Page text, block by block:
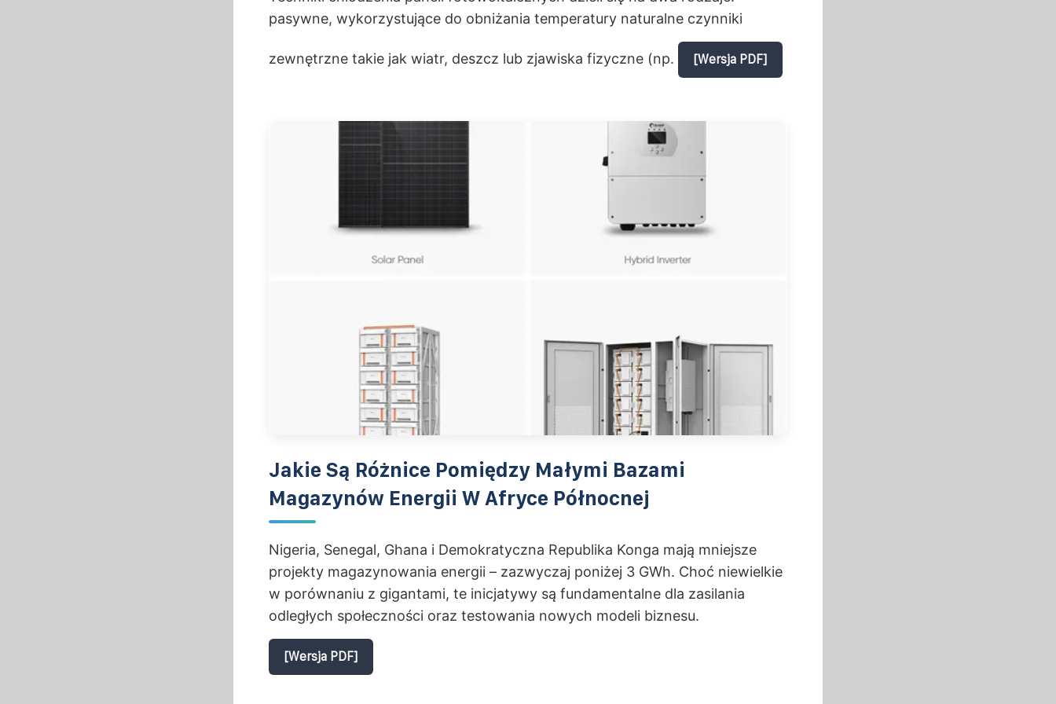
pasywne, wykorzystujące do obniżania temperatury naturalne czynniki
zewnętrzne takie jak wiatr, deszcz lub zjawiska fizyczne (np. [Wersja PDF]
Jakie Są Różnice Pomiędzy Małymi Bazami
Magazynów Energii W Afryce Północnej
Nigeria, Senegal, Ghana i Demokratyczna Republika Konga mają mniejsze
projekty magazynowania energii – zazwyczaj poniżej 3 GWh. Choć niewielkie
w porównaniu z gigantami, te inicjatywy są fundamentalne dla zasilania
odległych społeczności oraz testowania nowych modeli biznesu.
[Wersja PDF]